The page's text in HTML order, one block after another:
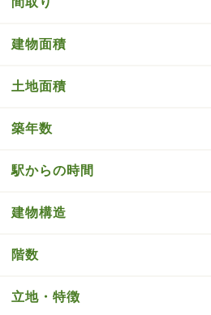
建物面積
土地面積
築年数
駅からの時間
建物構造
階数
立地・特徴